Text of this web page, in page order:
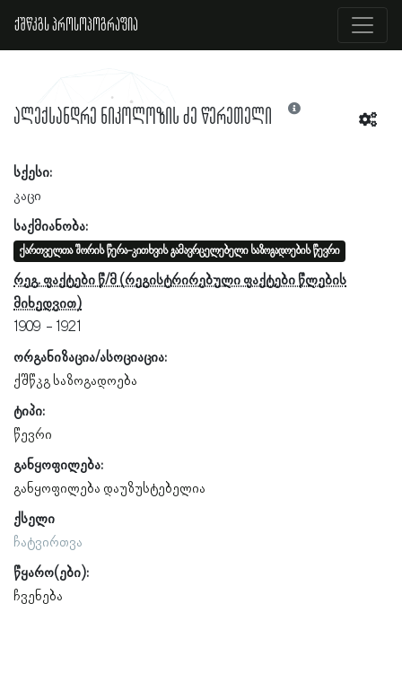
ქშწკგს პროსოპოგრაფია
ალექსანდრე ნიკოლოზის ძე წერეთელი
სქესი:
კაცი
საქმიანობა:
ქართველთა შორის წერა-კითხვის გამავრცელებელი საზოგადოების წევრი
რეგ. ფაქტები წ/მ
1909
1921
ორგანიზაცია/ასოციაცია:
ქშწკგ საზოგადოება
ტიპი:
წევრი
განყოფილება:
განყოფილება დაუზუსტებელია
ქსელი
ჩატვირთვა
წყარო(ები):
ჩვენება